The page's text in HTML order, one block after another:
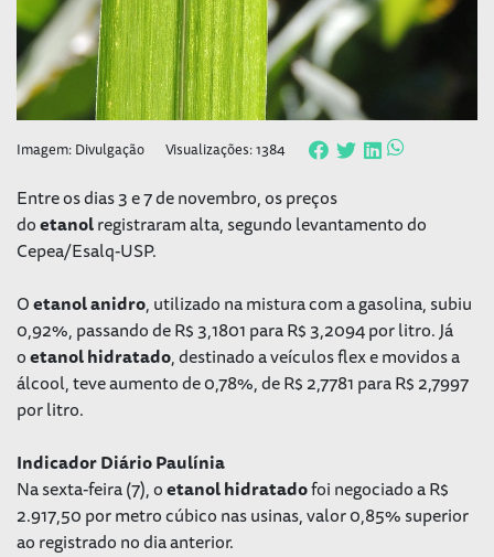
Imagem: Divulgação Visualizações: 1384
Entre os dias 3 e 7 de novembro, os preços
doetanolregistraram alta, segundo levantamento do
Cepea/Esalq-USP.
Oetanolanidro, utilizado na mistura com a gasolina, subiu
0,92%, passando de R$ 3,1801 para R$ 3,2094 por litro. Já
oetanolhidratado, destinado a veículos flex e movidos a
álcool, teve aumento de 0,78%, de R$ 2,7781 para R$ 2,7997
por litro.
Indicador Diário Paulínia
Na sexta-feira (7), oetanolhidratadofoi negociado a R$
2.917,50 por metro cúbico nas usinas, valor 0,85% superior
ao registrado no dia anterior.